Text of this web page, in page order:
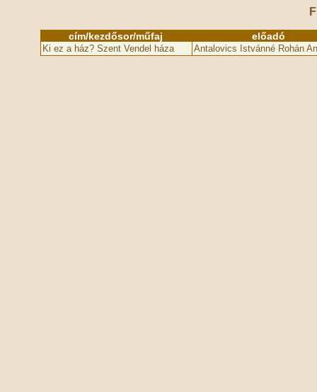
cím/kezdősor/műfaj előadó
Ki ez a ház? Szent Vendel háza Antalovics Istvánné Rohán